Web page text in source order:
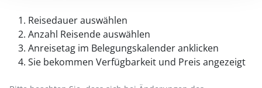
Reisedauer auswählen
Anzahl Reisende auswählen
Anreisetag im Belegungskalender anklicken
Sie bekommen Verfügbarkeit und Preis angezeigt